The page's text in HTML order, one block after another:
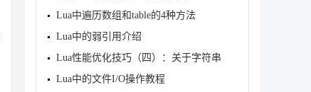
Lua中遍历数组和table的4种方法
Lua中的弱引用介绍
Lua性能优化技巧（四）：关于字符串
Lua中的文件I/O操作教程